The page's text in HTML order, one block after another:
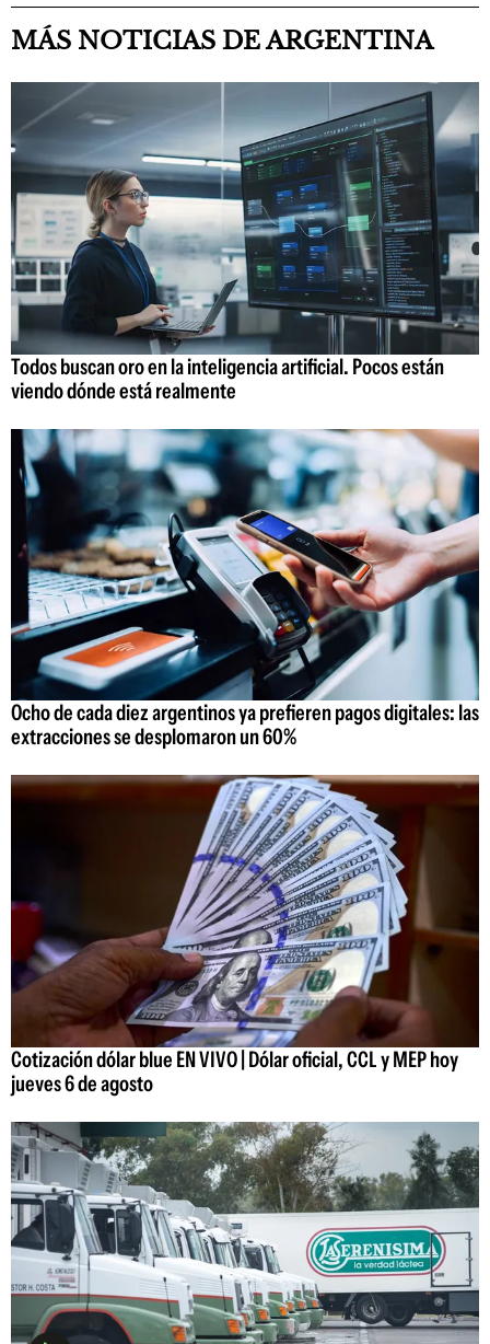
MÁS NOTICIAS DE ARGENTINA
Todos buscan oro en la inteligencia artificial. Pocos están
viendo dónde está realmente
Ocho de cada diez argentinos ya prefieren pagos digitales: las
extracciones se desplomaron un 60%
Cotización dólar blue EN VIVO | Dólar oficial, CCL y MEP hoy
jueves 6 de agosto